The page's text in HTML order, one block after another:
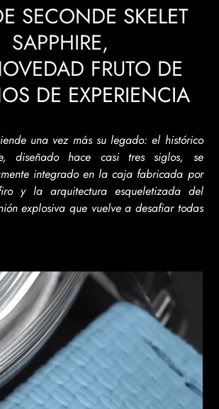
SECONDE SKELET
SAPPHIRE,
FRUTO DE
DE EXPERIENCIA
una vez más su legado: el histórico
diseñado hace casi tres siglos, se
integrado en la caja fabricada por
y la arquitectura esqueletizada del
explosiva que vuelve a desafiar todas